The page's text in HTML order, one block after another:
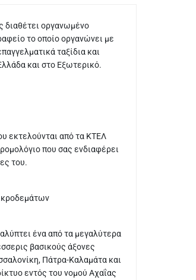
διαθέτει οργανωμένο
το οποίο οργανώνει με
ταξίδια και
και στο Εξωτερικό.
εκτελούνται από τα ΚΤΕΛ
που σας ενδιαφέρει
του.
ένα από τα μεγαλύτερα
βασικούς άξονες
Πάτρα-Καλαμάτα και
εντός του νομού Αχαΐας